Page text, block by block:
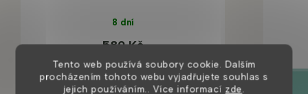
Tento web používá soubory cookie. Dalším
procházením tohoto webu vyjadřujete souhlas s
jejich používáním.. Více informací zde
8 dní
580 Kč
DETAIL